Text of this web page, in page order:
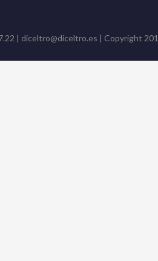
| diceltro@diceltro.es | Copyright